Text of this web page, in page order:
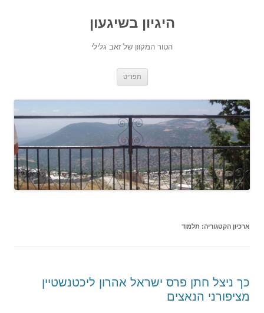
היגיון בשיגעון
הטור המקוון של זאב גלילי
תפריט
ארכיון הקטגוריה: תלמוד
כך ניצל חתן פרס ישראל אהרון ליכטנשטיין
מציפורני הנאצים